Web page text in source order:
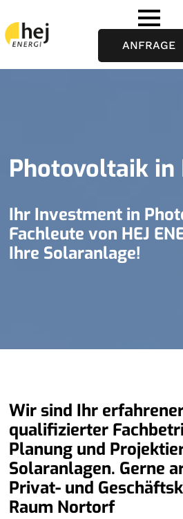
ANFRAGE
Photovoltaik
Ihr Investment in
Fachleute von HEJ
Ihre Solaranlage!
Wir sind Ihr
qualifizierter
Planung und
Solaranlagen. Gerne
Privat- und
Raum Nortorf